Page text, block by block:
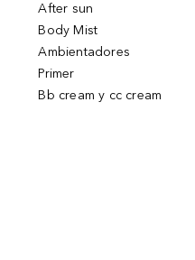
After sun
Body Mist
Ambientadores
Primer
Bb cream y cc cream